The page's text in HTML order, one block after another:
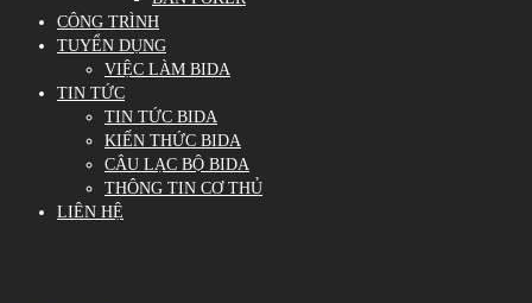
CÔNG TRÌNH
TUYỂN DỤNG
VIỆC LÀM BIDA
TIN TỨC
TIN TỨC BIDA
KIẾN THỨC BIDA
CÂU LẠC BỘ BIDA
THÔNG TIN CƠ THỦ
LIÊN HỆ